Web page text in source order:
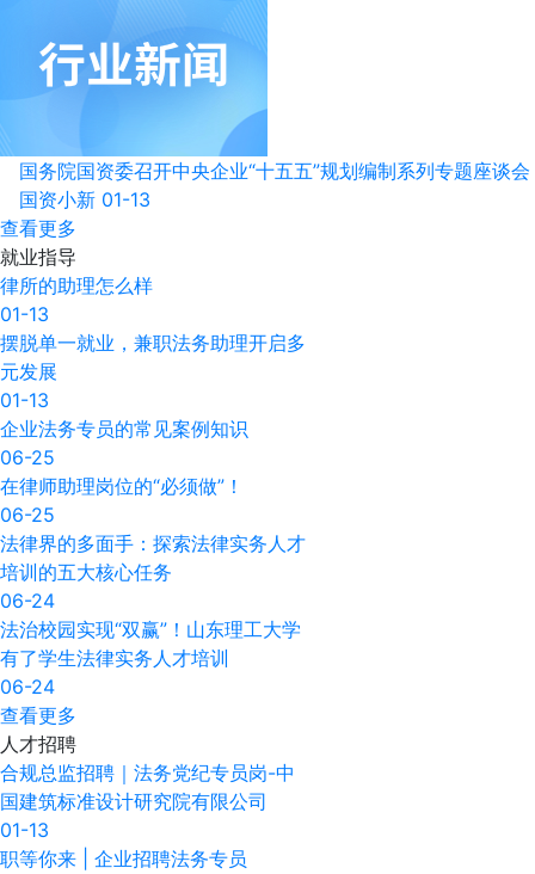
国务院国资委召开中央企业“十五五”规划编制系列专题座谈会
国资小新 01-13
查看更多
就业指导
律所的助理怎么样
01-13
摆脱单一就业，兼职法务助理开启多
元发展
01-13
企业法务专员的常见案例知识
06-25
在律师助理岗位的“必须做”！
06-25
法律界的多面手：探索法律实务人才
培训的五大核心任务
06-24
法治校园实现“双赢”！山东理工大学
有了学生法律实务人才培训
06-24
查看更多
人才招聘
合规总监招聘｜法务党纪专员岗-​中
国建筑标准设计研究院有限公司
01-13
职等你来 | 企业招聘法务专员